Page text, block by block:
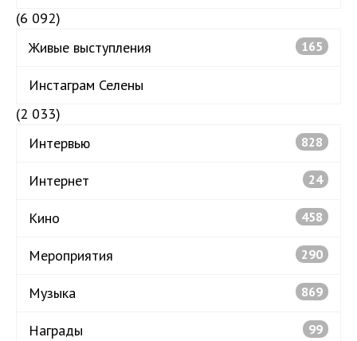
(6 092)
Живые выступления
165
Инстаграм Селены
(2 033)
Интервью
828
Интернет 24
Кино 458
Мероприятия 290
Музыка 869
Награды 99